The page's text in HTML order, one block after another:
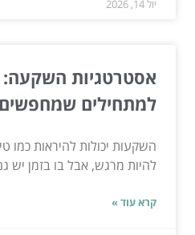
יול 14, 2026
אסטרטגיות השקעה:
למתחילים שמחפשים
השקעות יכולות להיראות כמו
להיות מרגש, אבל בו בזמן יש
קרא עוד »